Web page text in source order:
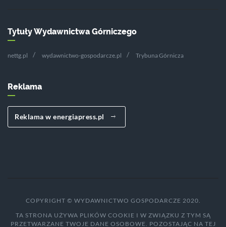
Tytuły Wydawnictwa Górniczego
nettg.pl wydawnictwo-gospodarcze.pl Trybuna Górnicza
Reklama
Reklama w energiapress.pl
COPYRIGHT © WYDAWNICTWO GOSPODARCZE 2020.
TA STRONA UŻYWA PLIKÓW COOKIE I W ZWIĄZKU Z TYM SĄ
PRZETWARZANE TWOJE DANE OSOBOWE. POZOSTAJĄC NA TEJ